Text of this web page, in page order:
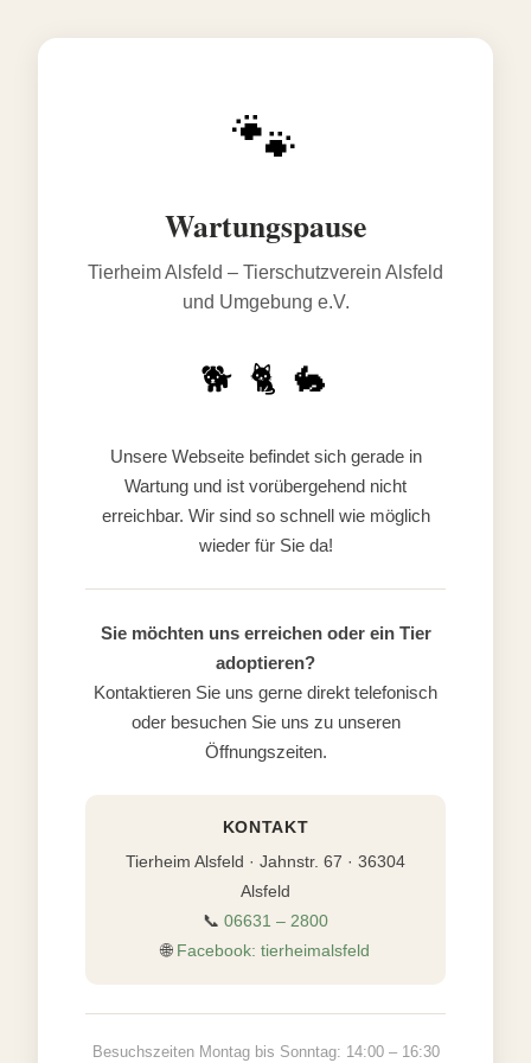
🐾
Wartungspause
Tierheim Alsfeld – Tierschutzverein Alsfeld
und Umgebung e.V.
🐕 🐈 🐇
Unsere Webseite befindet sich gerade in
Wartung und ist vorübergehend nicht
erreichbar. Wir sind so schnell wie möglich
wieder für Sie da!
Sie möchten uns erreichen oder ein Tier
adoptieren?
Kontaktieren Sie uns gerne direkt telefonisch
oder besuchen Sie uns zu unseren
Öffnungszeiten.
KONTAKT
Tierheim Alsfeld · Jahnstr. 67 · 36304
Alsfeld
📞 06631 – 2800
🌐 Facebook: tierheimalsfeld
Besuchszeiten Montag bis Sonntag: 14:00 – 16:30